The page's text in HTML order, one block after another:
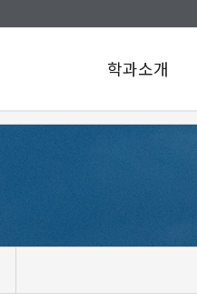
학과소개
인사말
d